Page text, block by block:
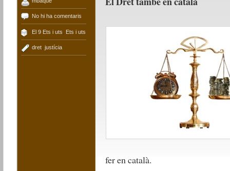
No hi ha comentaris
El 9 Ets i uts Ets i uts
dret ,justícia
fer en català.